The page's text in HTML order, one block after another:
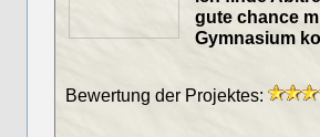
gute chance
Gymnasium
Bewertung der Projektes: